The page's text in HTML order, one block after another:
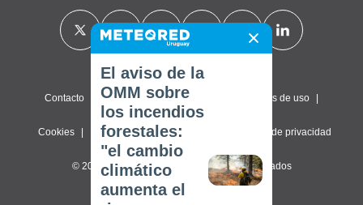
Contacto Sobre nosotros Términos de uso
Cookies Política de privacidad Configuración de privacidad
© 2026 Meteored. Todos los derechos reservados
El aviso de la
OMM sobre
los incendios
forestales:
"el cambio
climático
aumenta el